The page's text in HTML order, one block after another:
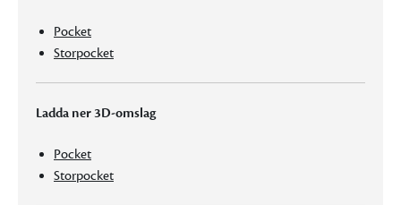
Pocket
Storpocket
Ladda ner 3D-omslag
Pocket
Storpocket